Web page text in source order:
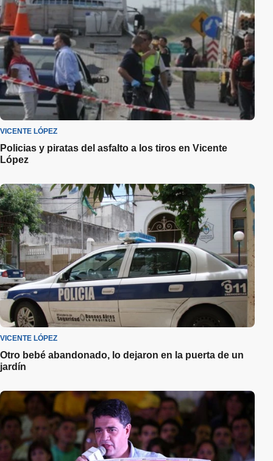
VICENTE LÓPEZ
Policias y piratas del asfalto a los tiros en Vicente
López
VICENTE LÓPEZ
Otro bebé abandonado, lo dejaron en la puerta de un
jardín